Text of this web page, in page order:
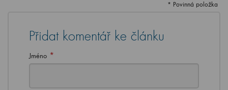
* Povinná položka
Přidat komentář ke článku
Jméno *